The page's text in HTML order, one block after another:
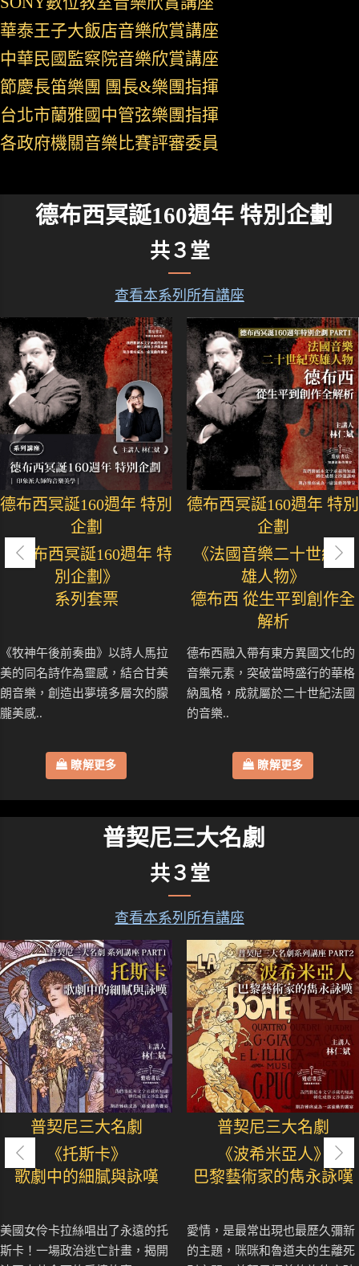
華泰王子大飯店音樂欣賞講座
中華民國監察院音樂欣賞講座
節慶長笛樂團 團長&樂團指揮
台北市蘭雅國中管弦樂團指揮
各政府機關音樂比賽評審委員
德布西冥誕160週年 特別企劃
共３堂
查看本系列所有講座
德布西冥誕160週年 特別
企劃
《德布西冥誕160週年 特
別企劃》
系列套票
《牧神午後前奏曲》以詩人馬拉
美的同名詩作為靈感，結合甘美
朗音樂，創造出夢境多層次的朦
朧美感..
瞭解更多
德布西冥誕160週年 特別
企劃
《法國音樂二十世紀英
雄人物》
德布西 從生平到創作全
解析
德布西融入帶有東方異國文化的
音樂元素，突破當時盛行的華格
納風格，成就屬於二十世紀法國
的音樂..
瞭解更多
普契尼三大名劇
共３堂
查看本系列所有講座
普契尼三大名劇
《托斯卡》
歌劇中的細膩與詠嘆
美國女伶卡拉絲唱出了永遠的托
斯卡！一場政治逃亡計畫，揭開
普契尼三大名劇
《波希米亞人》
巴黎藝術家的雋永詠嘆
愛情，是最常出現也最歷久彌新
的主題，咪咪和魯道夫的生離死